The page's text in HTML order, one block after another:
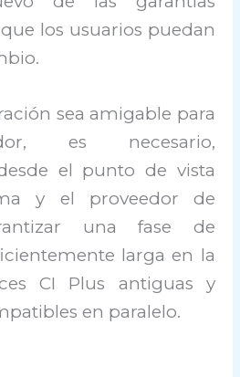
los usuarios puedan
sea amigable para
es necesario,
el punto de vista
y el proveedor de
una fase de
larga en la
CI Plus antiguas y
en paralelo.